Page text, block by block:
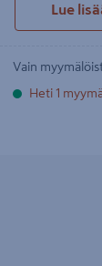
Lue
Vain
Heti 1